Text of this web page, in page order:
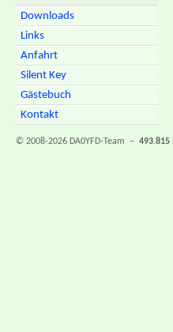
Downloads
Links
Anfahrt
Silent Key
Gästebuch
Kontakt
© 2008-2026 DA0YFD-Team – 493.815